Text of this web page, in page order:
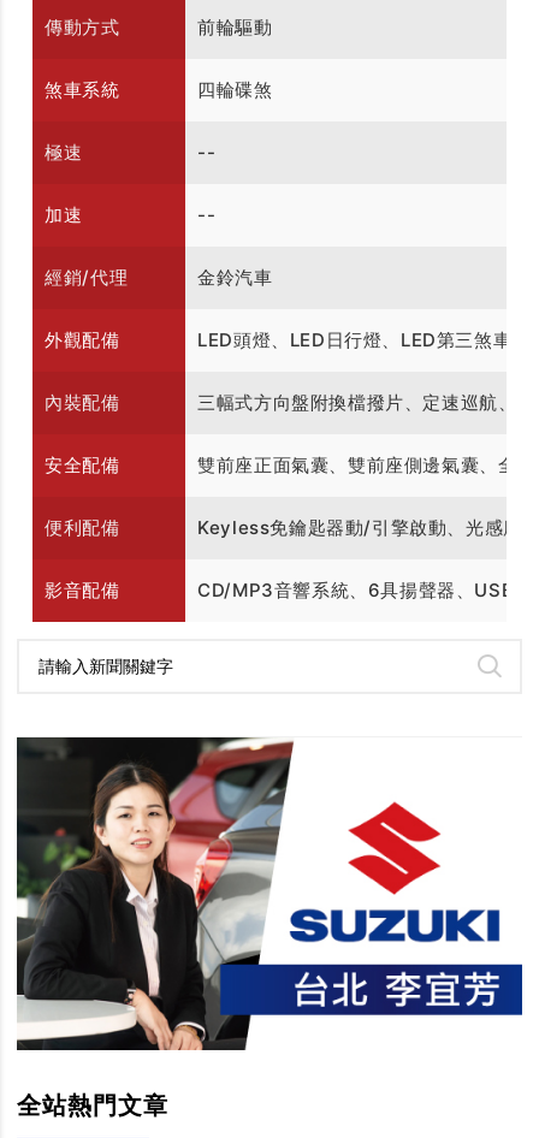
傳動方式 前輪驅動
煞車系統 四輪碟煞
極速 --
加速 --
經銷/代理 金鈴汽車
外觀配備 LED頭燈、LED日行燈、LED第三煞車燈
內裝配備 三幅式方向盤附換檔撥片、定速巡航、
安全配備 雙前座正面氣囊、雙前座側邊氣囊、全
便利配備 Keyless免鑰匙器動/引擎啟動、光感應
影音配備 CD/MP3音響系統、6具揚聲器、USB
全站熱門文章